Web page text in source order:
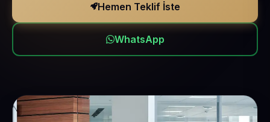
Hemen Teklif İste
WhatsApp